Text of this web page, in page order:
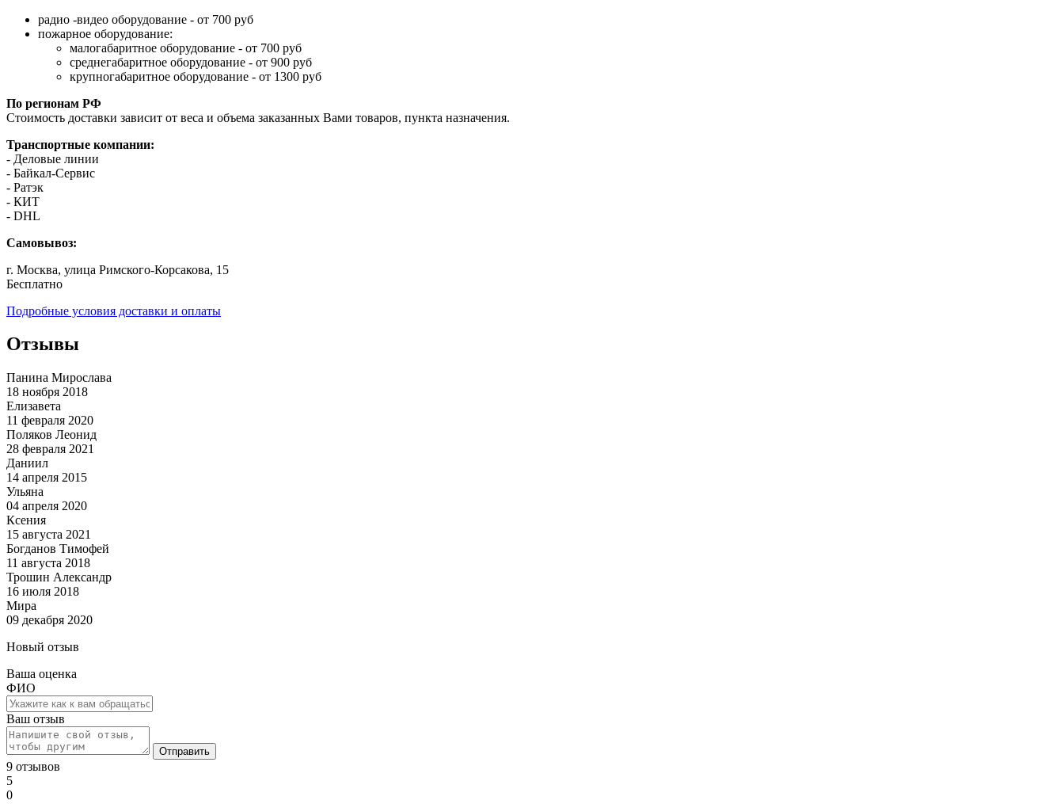
радио -видео оборудование - от 700 руб
пожарное оборудование:
малогабаритное оборудование - от 700 руб
среднегабаритное оборудование - от 900 руб
крупногабаритное оборудование - от 1300 руб
По регионам РФ
Стоимость доставки зависит от веса и объема заказанных Вами товаров, пункта назначения.
Транспортные компании:
- Деловые линии
- Байкал-Сервис
- Ратэк
- КИТ
- DHL
Самовывоз:
г. Москва, улица Римского-Корсакова, 15
Бесплатно
Подробные условия доставки и оплаты
Отзывы
Панина Мирослава
18 ноября 2018
Елизавета
11 февраля 2020
Поляков Леонид
28 февраля 2021
Даниил
14 апреля 2015
Ульяна
04 апреля 2020
Ксения
15 августа 2021
Богданов Тимофей
11 августа 2018
Трошин Александр
16 июля 2018
Мира
09 декабря 2020
Новый отзыв
Ваша оценка
ФИО
Ваш отзыв
Отправить
9 отзывов
5
0